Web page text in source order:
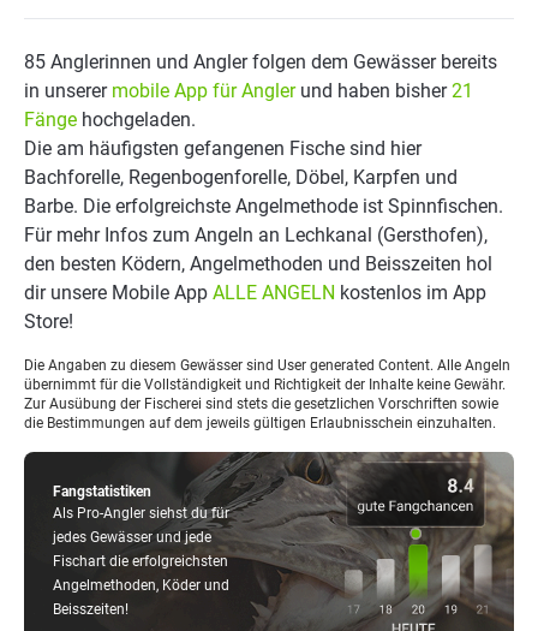
Fangstatistiken
Als Pro-Angler siehst du für
jedes Gewässer und jede
Fischart die erfolgreichsten
Angelmethoden, Köder und
Beisszeiten!
85 Anglerinnen und Angler folgen dem Gewässer bereits
in unserer mobile App für Anglerund haben bisher21
Fänge hochgeladen.
Die am häufigsten gefangenen Fische sind hier
Bachforelle, Regenbogenforelle, Döbel, Karpfen und
Barbe. Die erfolgreichste Angelmethode ist Spinnfischen.
Für mehr Infos zum Angeln an Lechkanal (Gersthofen),
den besten Ködern, Angelmethoden und Beisszeiten hol
dir unsere Mobile App ALLE ANGELN kostenlos im App
Store!
Die Angaben zu diesem Gewässer sind User generated Content. Alle Angeln
übernimmt für die Vollständigkeit und Richtigkeit der Inhalte keine Gewähr.
Zur Ausübung der Fischerei sind stets die gesetzlichen Vorschriften sowie
die Bestimmungen auf dem jeweils gültigen Erlaubnisschein einzuhalten.